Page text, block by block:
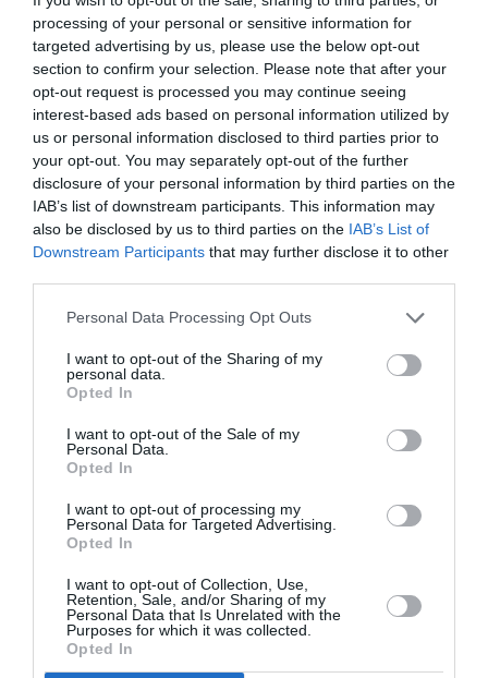
processing of your personal or sensitive information for
targeted advertising by us, please use the below opt-out
section to confirm your selection. Please note that after your
opt-out request is processed you may continue seeing
interest-based ads based on personal information utilized by
us or personal information disclosed to third parties prior to
your opt-out. You may separately opt-out of the further
disclosure of your personal information by third parties on the
IAB’s list of downstream participants. This information may
also be disclosed by us to third parties on the IAB’s List of
Downstream Participants that may further disclose it to other
Personal Data Processing Opt Outs
I want to opt-out of the Sharing of my
personal data.
Opted In
I want to opt-out of the Sale of my
Personal Data.
Opted In
I want to opt-out of processing my
Personal Data for Targeted Advertising.
Opted In
I want to opt-out of Collection, Use,
Retention, Sale, and/or Sharing of my
Personal Data that Is Unrelated with the
Purposes for which it was collected.
Opted In
Σχετικά Άρθρα
Αυτοβιογραφία
ενός πτώματος: Μια
συλλογή
διηγημάτων του
Σιγκισμούντ
Κρζιζανόφσκι
Αντόνιο Πόρτσια –
Φωνές: Ένα βιβλίο
ως εσωτερικός
διάλογος
μπάρμαν του Ritz:
Ένα κοινωνικό
ιστορικό βιβλίο
– η Μαρία τα ήθελε
όλα: Ένα κοινωνικό
βιβλίο για γυναίκες